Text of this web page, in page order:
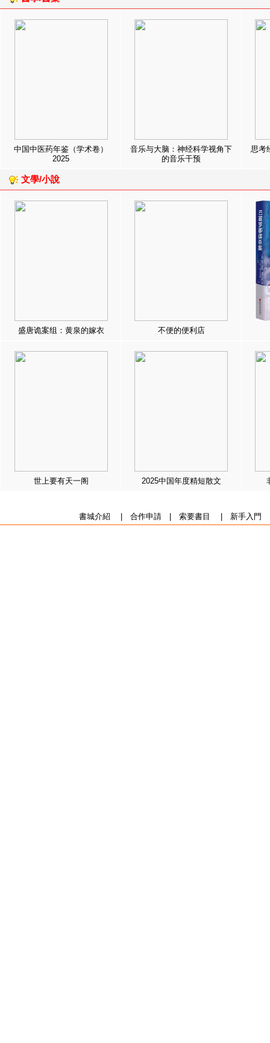
中国中医药年鉴（学术卷）
2025
音乐与大脑：神经科学视角下
的音乐干预
思考
文學/小說
盛唐诡案组：黄泉的嫁衣 不便的便利店
世上要有天一阁 2025中国年度精短散文
書城介紹 合作申請| 索要書目 新手入門